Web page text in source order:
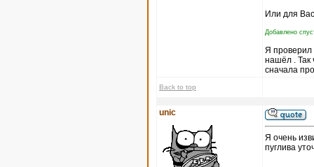
Или для
Добавлено
Я проверил
нашёл . Так
сначала
Back to top
unic
Я очень
пуглива